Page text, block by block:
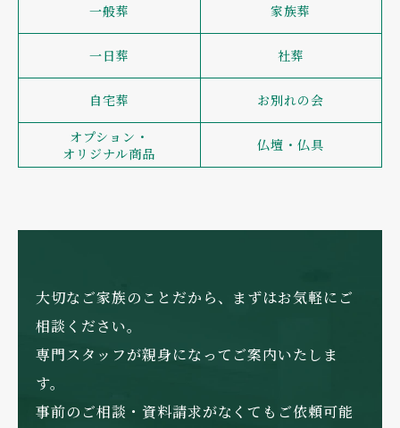
一般葬 家族葬
一日葬 社葬
自宅葬 お別れの会
オプション・
オリジナル商品
仏壇・仏具
大切なご家族のことだから、まずはお気軽にご
相談ください。
専門スタッフが親身になってご案内いたしま
す。
事前のご相談・資料請求がなくてもご依頼可能